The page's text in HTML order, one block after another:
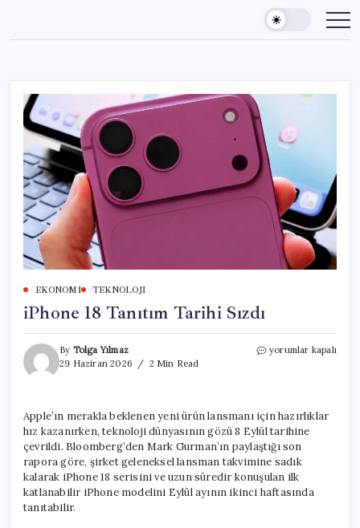
content
EKONOMI TEKNOLOJI
iPhone 18 Tanıtım Tarihi Sızdı
By Tolga Yılmaz
29 Haziran 2026
2 Min Read
iPhone
için
yorumlar kapalı
Apple’ın merakla beklenen yeni ürün lansmanı için hazırlıklar
hız kazanırken, teknoloji dünyasının gözü 8 Eylül tarihine
çevrildi. Bloomberg’den Mark Gurman’ın paylaştığı son
rapora göre, şirket geleneksel lansman takvimine sadık
kalarak iPhone 18 serisini ve uzun süredir konuşulan ilk
katlanabilir iPhone modelini Eylül ayının ikinci haftasında
tanıtabilir.